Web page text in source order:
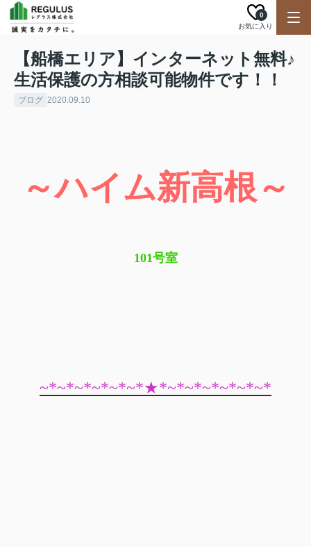
お気に入り
0
【船橋エリア】インターネット無料♪
生活保護の方相談可能物件です！！
ブログ 2020.09.10
～ハイム新高根～
101号室
~*~*~*~*~*~*★*~*~*~*~*~*~*